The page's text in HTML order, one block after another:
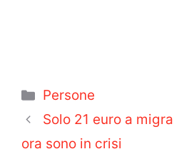
Categorie
Persone
Solo 21 euro a
ora sono in crisi